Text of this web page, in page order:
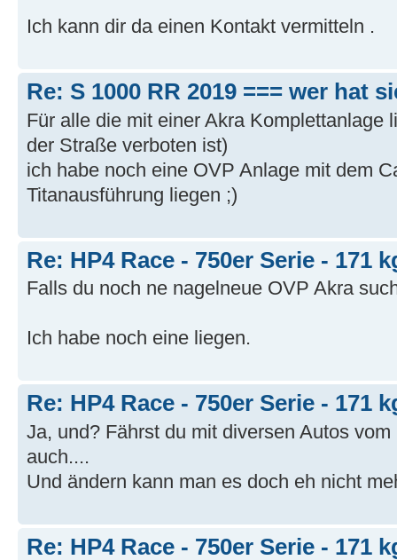
Ich kann dir da einen Kontakt vermitteln .
Re: S 1000 RR 2019 === wer hat
Für alle die mit einer Akra Komplettanlage
der Straße verboten ist)
ich habe noch eine OVP Anlage mit dem
Titanausführung liegen ;)
Re: HP4 Race - 750er Serie - 171
Falls du noch ne nagelneue OVP Akra
Ich habe noch eine liegen.
Re: HP4 Race - 750er Serie - 171
Ja, und? Fährst du mit diversen Autos
auch....
Und ändern kann man es doch eh nicht
Re: HP4 Race - 750er Serie - 171